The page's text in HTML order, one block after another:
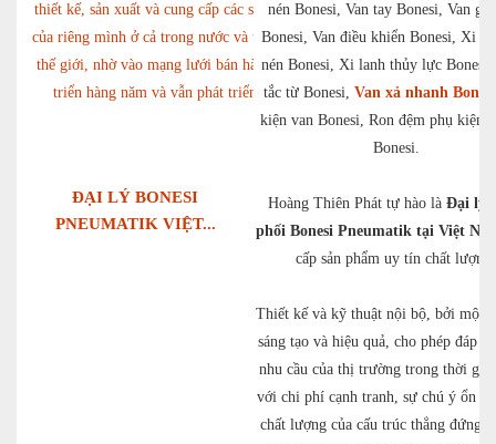
thiết kế, sản xuất và cung cấp các sản phẩm
của riêng mình ở cả trong nước và trên toàn
thế giới, nhờ vào mạng lưới bán hàng phát
triển hàng năm và vẫn phát triển […]
ĐẠI LÝ BONESI
PNEUMATIK VIỆT...
nén Bonesi, Van tay Bonesi, Van
Bonesi, Van điều khiển Bonesi, Xi
nén Bonesi, Xi lanh thủy lực Bonesi,
tắc từ Bonesi, Van xả nhanh Bonesi
kiện van Bonesi, Ron đệm phụ kiện
Bonesi.
Hoàng Thiên Phát tự hào là Đại lý
phối Bonesi Pneumatik tại Việt
cấp sản phẩm uy tín chất lượng.
Thiết kế và kỹ thuật nội bộ, bởi một
sáng tạo và hiệu quả, cho phép đáp
nhu cầu của thị trường trong thời
với chi phí cạnh tranh, sự chú ý ổn
chất lượng của cấu trúc thẳng đứng